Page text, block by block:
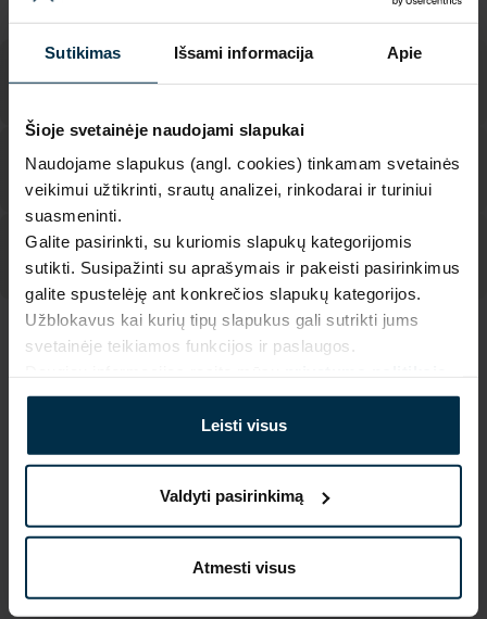
Sutikimas Išsami informacija Apie
Šioje svetainėje naudojami slapukai
Naudojame slapukus (angl. cookies) tinkamam svetainės
veikimui užtikrinti, srautų analizei, rinkodarai ir turiniui
suasmeninti.
Galite pasirinkti, su kuriomis slapukų kategorijomis
sutikti. Susipažinti su aprašymais ir pakeisti pasirinkimus
galite spustelėję ant konkrečios slapukų kategorijos.
Užblokavus kai kurių tipų slapukus gali sutrikti jums
svetainėje teikiamos funkcijos ir paslaugos.
Leisti visus
Valdyti pasirinkimą
Atmesti visus
SAVYBĖS
Sku Piešinio kodas
Gaminio dydis, cm
40X45
Rožinė
Audinio sudėtis